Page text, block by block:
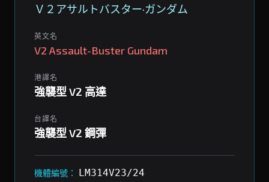
Ｖ２アサルトバスター·ガンダム
英文名
V2 Assault-Buster Gundam
港譯名
強襲型 V2 高達
台譯名
強襲型 V2 鋼彈
機體編號： LM314V23/24